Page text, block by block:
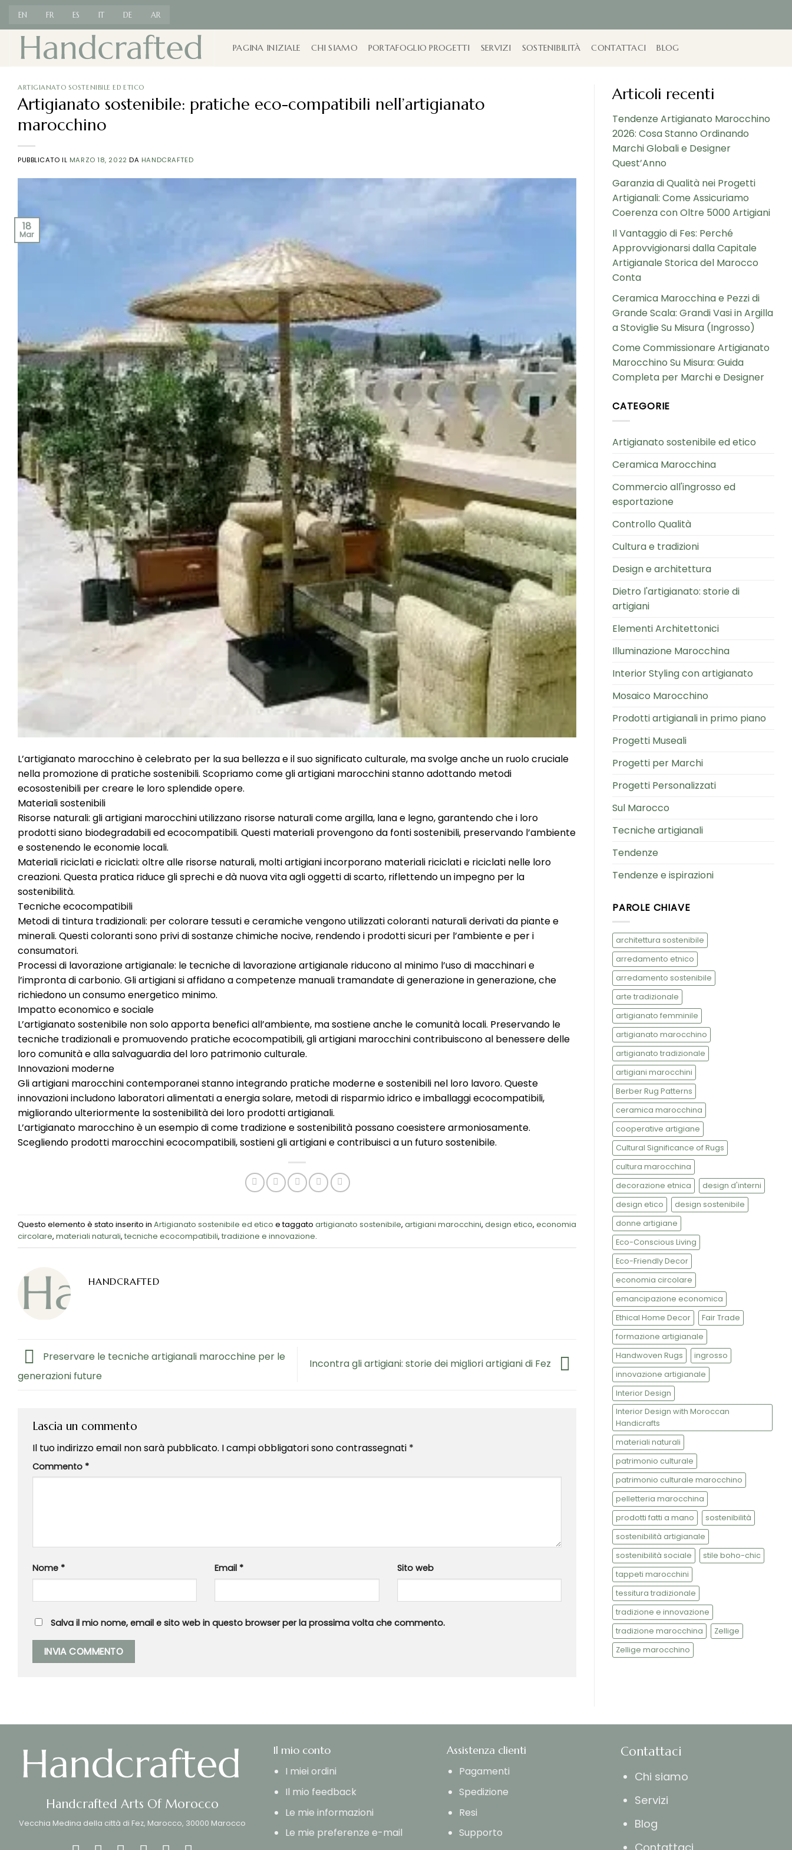
contenuti
EN FR ES IT DE AR
PAGINA INIZIALE CHI SIAMO PORTAFOGLIO PROGETTI SERVIZI SOSTENIBILITÀ CONTATTACI BLOG
ARTIGIANATO SOSTENIBILE ED ETICO
Artigianato sostenibile: pratiche eco-compatibili nell’artigianato
marocchino
PUBBLICATO IL MARZO 18, 2022 DA HANDCRAFTED
18
Mar
L’artigianato marocchino è celebrato per la sua bellezza e il suo significato culturale, ma svolge anche un ruolo cruciale
nella promozione di pratiche sostenibili. Scopriamo come gli artigiani marocchini stanno adottando metodi
ecosostenibili per creare le loro splendide opere.
Materiali sostenibili
Risorse naturali: gli artigiani marocchini utilizzano risorse naturali come argilla, lana e legno, garantendo che i loro
prodotti siano biodegradabili ed ecocompatibili. Questi materiali provengono da fonti sostenibili, preservando l’ambiente
e sostenendo le economie locali.
Materiali riciclati e riciclati: oltre alle risorse naturali, molti artigiani incorporano materiali riciclati e riciclati nelle loro
creazioni. Questa pratica riduce gli sprechi e dà nuova vita agli oggetti di scarto, riflettendo un impegno per la
sostenibilità.
Tecniche ecocompatibili
Metodi di tintura tradizionali: per colorare tessuti e ceramiche vengono utilizzati coloranti naturali derivati ​​da piante e
minerali. Questi coloranti sono privi di sostanze chimiche nocive, rendendo i prodotti sicuri per l’ambiente e per i
consumatori.
Processi di lavorazione artigianale: le tecniche di lavorazione artigianale riducono al minimo l’uso di macchinari e
l’impronta di carbonio. Gli artigiani si affidano a competenze manuali tramandate di generazione in generazione, che
richiedono un consumo energetico minimo.
Impatto economico e sociale
L’artigianato sostenibile non solo apporta benefici all’ambiente, ma sostiene anche le comunità locali. Preservando le
tecniche tradizionali e promuovendo pratiche ecocompatibili, gli artigiani marocchini contribuiscono al benessere delle
loro comunità e alla salvaguardia del loro patrimonio culturale.
Innovazioni moderne
Gli artigiani marocchini contemporanei stanno integrando pratiche moderne e sostenibili nel loro lavoro. Queste
innovazioni includono laboratori alimentati a energia solare, metodi di risparmio idrico e imballaggi ecocompatibili,
migliorando ulteriormente la sostenibilità dei loro prodotti artigianali.
L’artigianato marocchino è un esempio di come tradizione e sostenibilità possano coesistere armoniosamente.
Scegliendo prodotti marocchini ecocompatibili, sostieni gli artigiani e contribuisci a un futuro sostenibile.
Questo elemento è stato inserito in Artigianato sostenibile ed etico e taggato artigianato sostenibile, artigiani marocchini, design etico, economia
circolare, materiali naturali, tecniche ecocompatibili, tradizione e innovazione.
HANDCRAFTED
Preservare le tecniche artigianali marocchine per le
generazioni future
Incontra gli artigiani: storie dei migliori artigiani di Fez
Lascia un commento
Il tuo indirizzo email non sarà pubblicato. I campi obbligatori sono contrassegnati *
Commento *
Nome * Email * Sito web
Salva il mio nome, email e sito web in questo browser per la prossima volta che commento.
Articoli recenti
Tendenze Artigianato Marocchino
2026: Cosa Stanno Ordinando
Marchi Globali e Designer
Quest’Anno
Garanzia di Qualità nei Progetti
Artigianali: Come Assicuriamo
Coerenza con Oltre 5000 Artigiani
Il Vantaggio di Fes: Perché
Approvvigionarsi dalla Capitale
Artigianale Storica del Marocco
Conta
Ceramica Marocchina e Pezzi di
Grande Scala: Grandi Vasi in Argilla
a Stoviglie Su Misura (Ingrosso)
Come Commissionare Artigianato
Marocchino Su Misura: Guida
Completa per Marchi e Designer
CATEGORIE
Artigianato sostenibile ed etico
Ceramica Marocchina
Commercio all'ingrosso ed
esportazione
Controllo Qualità
Cultura e tradizioni
Design e architettura
Dietro l'artigianato: storie di
artigiani
Elementi Architettonici
Illuminazione Marocchina
Interior Styling con artigianato
Mosaico Marocchino
Prodotti artigianali in primo piano
Progetti Museali
Progetti per Marchi
Progetti Personalizzati
Sul Marocco
Tecniche artigianali
Tendenze
Tendenze e ispirazioni
PAROLE CHIAVE
architettura sostenibile
arredamento etnico
arredamento sostenibile
arte tradizionale
artigianato femminile
artigianato marocchino
artigianato tradizionale
artigiani marocchini
Berber Rug Patterns
ceramica marocchina
cooperative artigiane
Cultural Significance of Rugs
cultura marocchina
decorazione etnica
design d'interni
design etico
design sostenibile
donne artigiane
Eco-Conscious Living
Eco-Friendly Decor
economia circolare
emancipazione economica
Ethical Home Decor
Fair Trade
formazione artigianale
Handwoven Rugs
ingrosso
innovazione artigianale
Interior Design
Interior Design with Moroccan
Handicrafts
materiali naturali
patrimonio culturale
patrimonio culturale marocchino
pelletteria marocchina
prodotti fatti a mano
sostenibilità
sostenibilità artigianale
sostenibilità sociale
stile boho-chic
tappeti marocchini
tessitura tradizionale
tradizione e innovazione
tradizione marocchina
Zellige
Zellige marocchino
Handcrafted Arts Of Morocco
Vecchia Medina della città di Fez, Marocco, 30000 Marocco
Il mio conto
I miei ordini
Il mio feedback
Le mie informazioni
Le mie preferenze e-mail
Assistenza clienti
Pagamenti
Spedizione
Resi
Supporto
Contattaci
Chi siamo
Servizi
Blog